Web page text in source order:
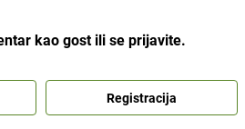
kao gost ili se prijavite.
Registracija